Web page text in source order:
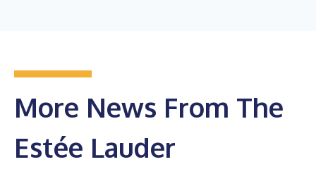
More News From The
Estée Lauder